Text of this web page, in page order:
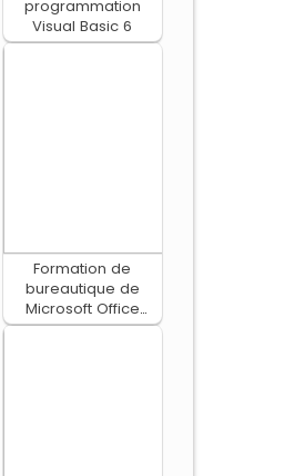
programmation
Visual Basic 6
Formation de
bureautique de
Microsoft Office
Word